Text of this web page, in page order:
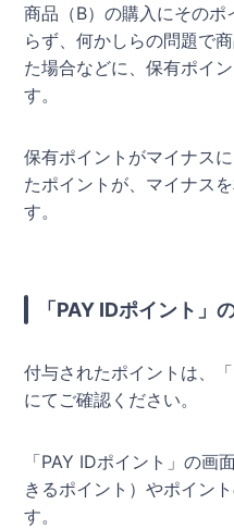
商品（B）の購入にその
らず、何かしらの問題で
た場合などに、保有ポイ
す。
保有ポイントがマイナス
たポイントが、マイナス
す。
「PAY IDポイント」
付与されたポイントは、
にてご確認ください。
「PAY IDポイント」の画
きるポイント）やポイン
す。